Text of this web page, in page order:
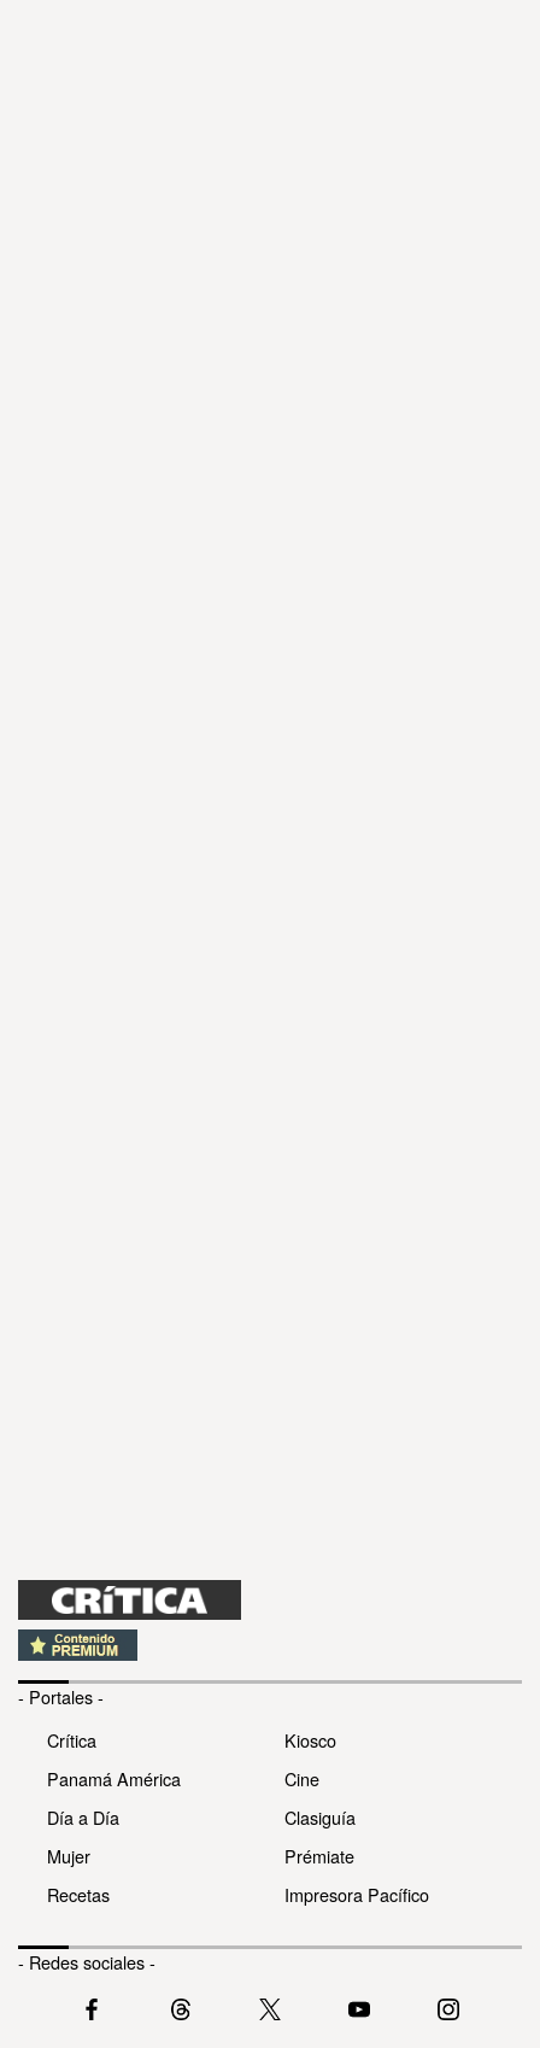
- Portales -
Crítica
Panamá América
Día a Día
Mujer
Recetas
Kiosco
Cine
Clasiguía
Prémiate
Impresora Pacífico
- Redes sociales -